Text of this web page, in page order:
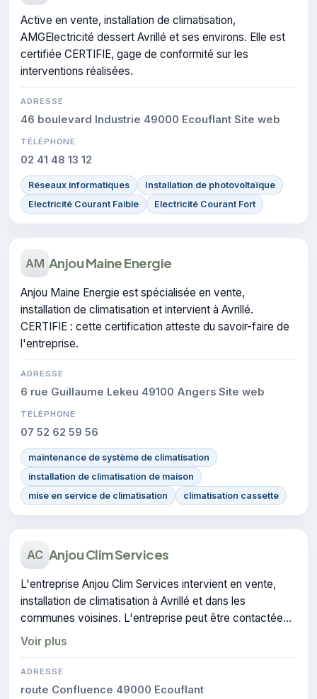
Active en vente, installation de climatisation,
AMGElectricité dessert Avrillé et ses environs. Elle est
certifiée CERTIFIE, gage de conformité sur les
interventions réalisées.
ADRESSE
46 boulevard Industrie 49000 Ecouflant Site web
TÉLÉPHONE
02 41 48 13 12
Réseaux informatiques
Installation de photovoltaïque
Electricité Courant Faible
Electricité Courant Fort
AM Anjou Maine Energie
Anjou Maine Energie est spécialisée en vente,
installation de climatisation et intervient à Avrillé.
CERTIFIE : cette certification atteste du savoir-faire de
l'entreprise.
ADRESSE
6 rue Guillaume Lekeu 49100 Angers Site web
TÉLÉPHONE
07 52 62 59 56
maintenance de système de climatisation
installation de climatisation de maison
mise en service de climatisation
climatisation cassette
AC Anjou Clim Services
L'entreprise Anjou Clim Services intervient en vente,
installation de climatisation à Avrillé et dans les
communes voisines. L'entreprise peut être contactée
pour des travaux de climatisation.
Voir plus
ADRESSE
route Confluence 49000 Ecouflant